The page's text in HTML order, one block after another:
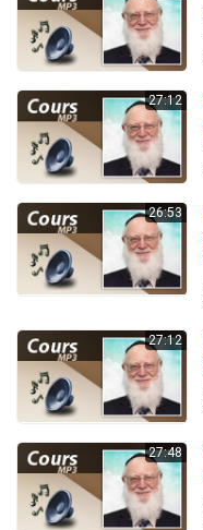
27:12
26:53
27:12
27:48